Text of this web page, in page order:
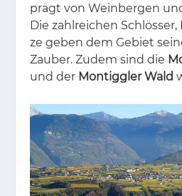
prägt von Wein­ber­gen
Die zahl­rei­chen
ze ge­ben dem Ge­biet
Zau­ber. Zu­dem sind die
und der Montiggler Wald